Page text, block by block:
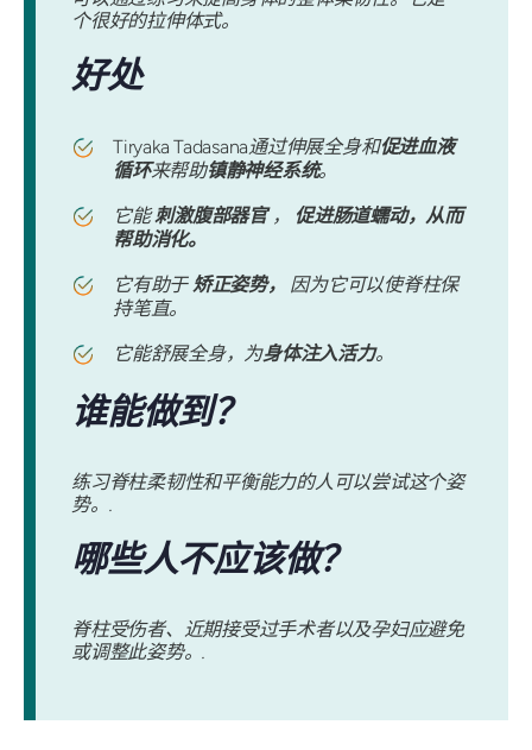
个很好的拉伸体式。
好处
Tiryaka Tadasana通过伸展全身和促进血液
循环来帮助镇静神经系统。
它能刺激腹部器官， 促进肠道蠕动，从而
帮助消化。
它有助于 矫正姿势，
因为它可以使脊柱保
持笔直。
它能舒展全身，为身体注入活力。
谁能做到？
练习脊柱柔韧性和平衡能力的人可以尝试这个姿
势。.
哪些人不应该做？
脊柱受伤者、近期接受过手术者以及孕妇应避免
或调整此姿势。.